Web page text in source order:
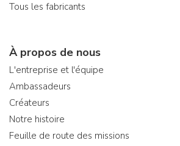
Tous les fabricants
À propos de nous
L'entreprise et l'équipe
Ambassadeurs
Créateurs
Notre histoire
Feuille de route des missions